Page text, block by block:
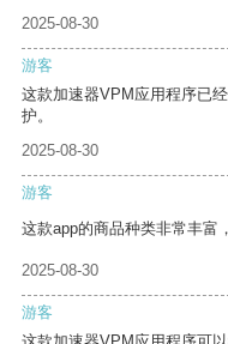
2025-08-30
游客
这款加速器VPM应用程序已
护。
2025-08-30
游客
这款app的商品种类非常丰富
2025-08-30
游客